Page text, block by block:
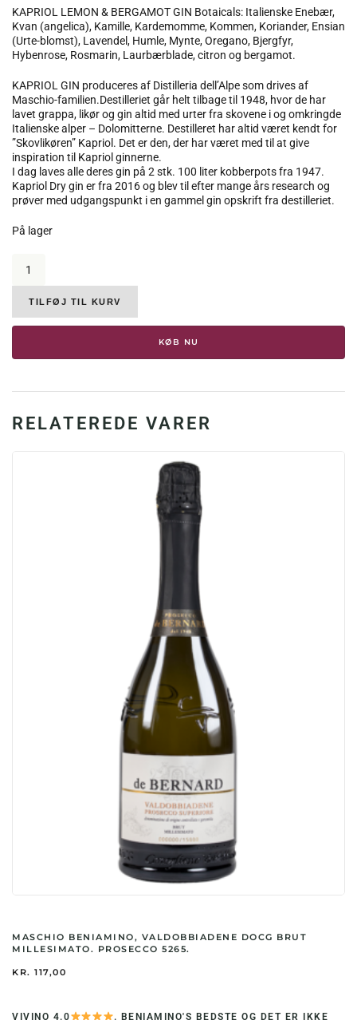
KAPRIOL LEMON & BERGAMOT GIN Botaicals: Italienske Enebær,
Kvan (angelica), Kamille, Kardemomme, Kommen, Koriander, Ensian
(Urte-blomst), Lavendel, Humle, Mynte, Oregano, Bjergfyr,
Hybenrose, Rosmarin, Laurbærblade, citron og bergamot.
KAPRIOL GIN produceres af Distilleria dell’Alpe som drives af
Maschio-familien.Destilleriet går helt tilbage til 1948, hvor de har
lavet grappa, likør og gin altid med urter fra skovene i og omkringde
Italienske alper – Dolomitterne. Destilleret har altid været kendt for
”Skovlikøren” Kapriol. Det er den, der har været med til at give
inspiration til Kapriol ginnerne.
I dag laves alle deres gin på 2 stk. 100 liter kobberpots fra 1947.
Kapriol Dry gin er fra 2016 og blev til efter mange års research og
prøver med udgangspunkt i en gammel gin opskrift fra destilleriet.
På lager
Beniamino,
Kapriol
Limone
Bergamotte
0.70
antal
TILFØJ TIL KURV
KØB NU
RELATEREDE VARER
MASCHIO BENIAMINO, VALDOBBIADENE DOCG BRUT
MILLESIMATO. PROSECCO 5265.
KR. 117,00
VIVINO 4.0 . BENIAMINO'S BEDSTE OG DET ER IKKE